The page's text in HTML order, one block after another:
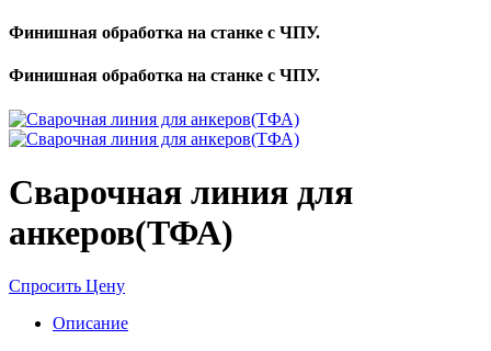
Финишная обработка на станке с ЧПУ.
Финишная обработка на станке с ЧПУ.
Cварочная линия для
анкеров(ТФА)
Спросить Цену
Описание